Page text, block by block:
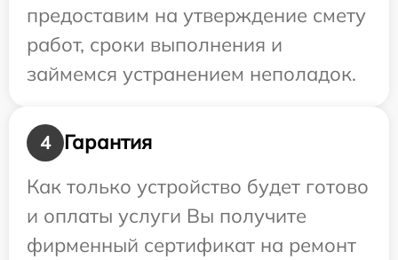
предоставим на утверждение смету
работ, сроки выполнения и
займемся устранением неполадок.
4
Гарантия
Как только устройство будет готово
и оплаты услуги Вы получите
фирменный сертификат на ремонт